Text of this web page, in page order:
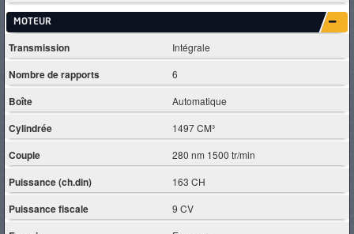
MOTEUR
Transmission Intégrale
Nombre de rapports 6
Boîte Automatique
Cylindrée 1497 CM³
Couple 280 nm 1500 tr/min
Puissance (ch.din) 163 CH
Puissance fiscale 9 CV